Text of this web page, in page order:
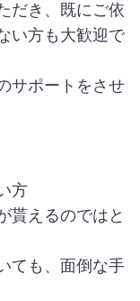
だき、既にご依
い方も大歓迎で
サポートをさせ
方
貰えるのではと
ても、面倒な手